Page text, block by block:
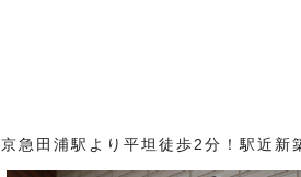
京急田浦駅より平坦徒歩2分！駅近